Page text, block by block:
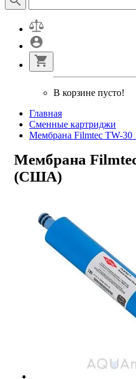
В корзине пусто!
Главная
Сменные картриджи
Мембрана Filmtec TW-30
Мембрана
(США)